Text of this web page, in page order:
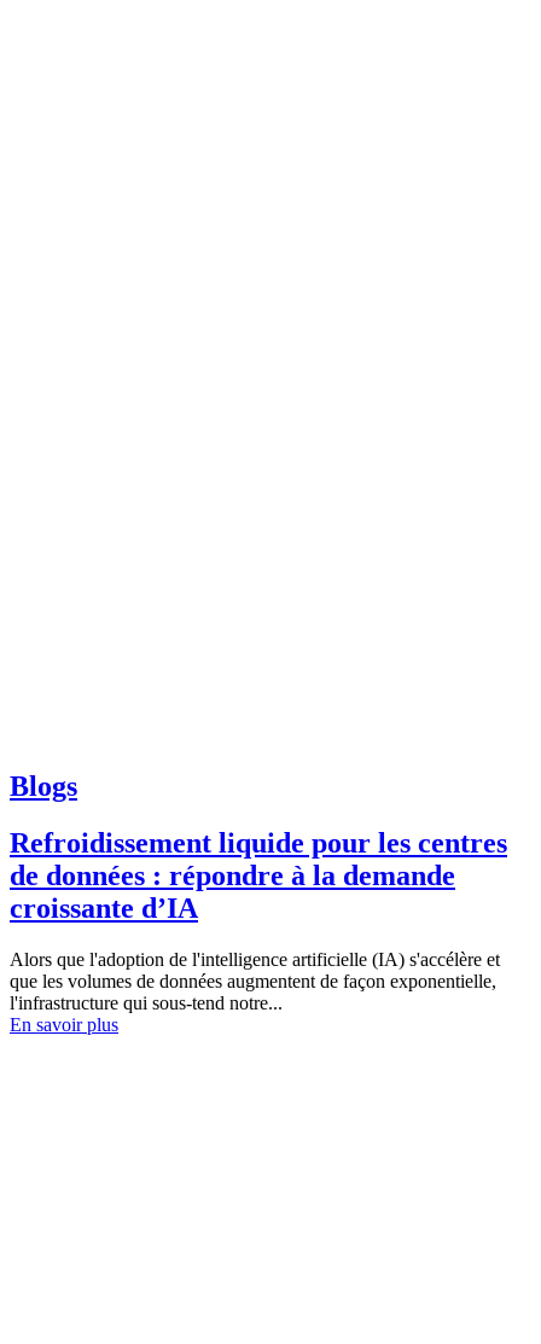
Blogs
Refroidissement liquide pour les centres
de données : répondre à la demande
croissante d’IA
Alors que l'adoption de l'intelligence artificielle (IA) s'accélère et
que les volumes de données augmentent de façon exponentielle,
l'infrastructure qui sous-tend notre...
En savoir plus